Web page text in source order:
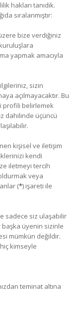
hakları tanıdık.
sıralanmıştır:
bize verdiğiniz
yapmak amacıyla
sizin
açılmayacaktır. Bu
profili belirlemek
dahilinde üçüncü
kişisel ve iletişim
kendi
iletmeyi tercih
veya
(*) işareti ile
sadece siz ulaşabilir
başka üyenin sizinle
mümkün değildir.
hiç kimseyle
teminat altına